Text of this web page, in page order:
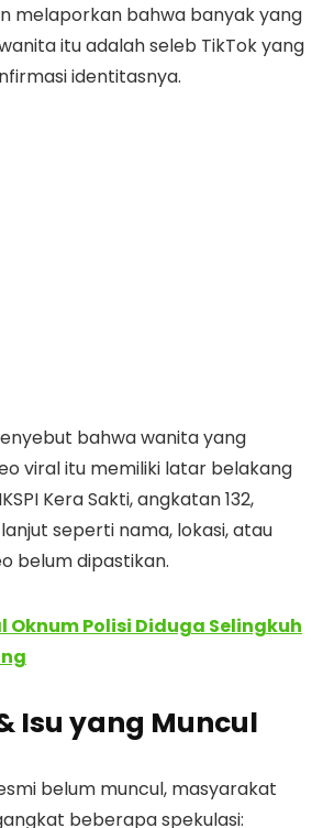
melaporkan bahwa banyak yang
itu adalah seleb TikTok yang
identitasnya.
bahwa wanita yang
viral itu memiliki latar belakang
Kera Sakti, angkatan 132,
seperti nama, lokasi, atau
belum dipastikan.
Oknum Polisi Diduga Selingkuh
Isu yang Muncul
belum muncul, masyarakat
beberapa spekulasi: